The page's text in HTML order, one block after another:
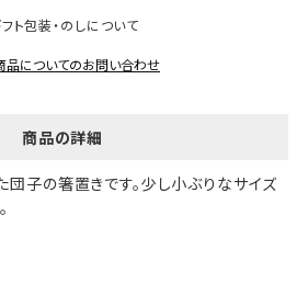
ト包装・のしについて
品についてのお問い合わせ
商品の詳細
子の箸置きです。少し小ぶりなサイズ